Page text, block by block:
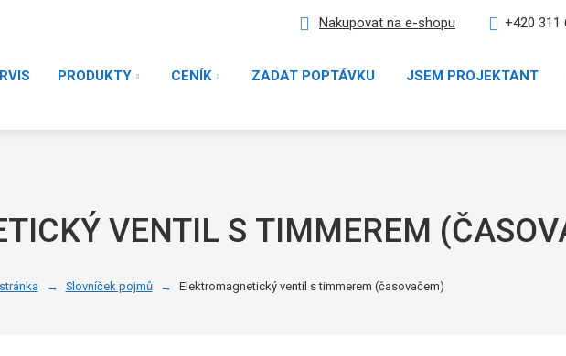
Nakupovat na e-shopu +420 311
PRODUKTY CENÍK ZADAT POPTÁVKU JSEM PROJEKTANT
VENTIL S TIMMEREM
Slovníček pojmů Elektromagnetický ventil s timmerem (časovačem)